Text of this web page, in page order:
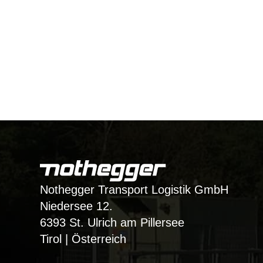
Nothegger Transport Logistik GmbH
Niedersee 12.
6393 St. Ulrich am Pillersee
Tirol | Österreich